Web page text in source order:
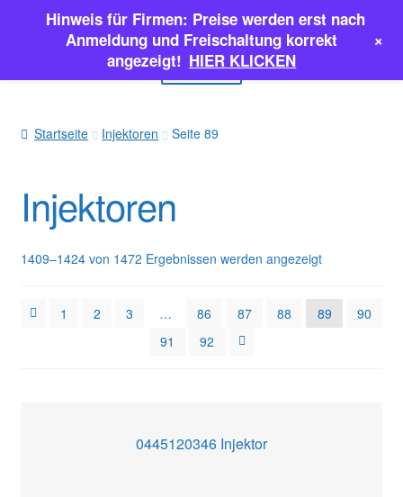
springen
springen
Menü
ERSATZTEILE & MEHR
SALE
Startseite Injektoren Seite 89
Injektoren
1409–1424 von 1472 Ergebnissen werden angezeigt
1 2 3 … 86 87 88 89
90
91
92
0445120346 Injektor
Hinweis für Firmen: Preise werden erst nach
Anmeldung und Freischaltung korrekt
angezeigt! HIER KLICKEN
+